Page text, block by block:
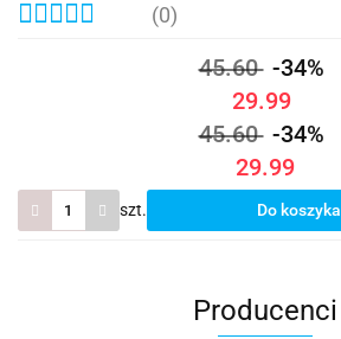
(0)
45.60 -34%
29.99
45.60 -34%
29.99
szt. Do koszyka
Producenci